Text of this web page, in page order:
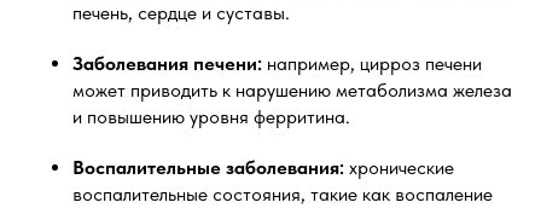
печень, сердце и суставы.
Заболевания печени: например, цирроз печени
может приводить к нарушению метаболизма железа
и повышению уровня ферритина.
Воспалительные заболевания: хронические
воспалительные состояния, такие как воспаление